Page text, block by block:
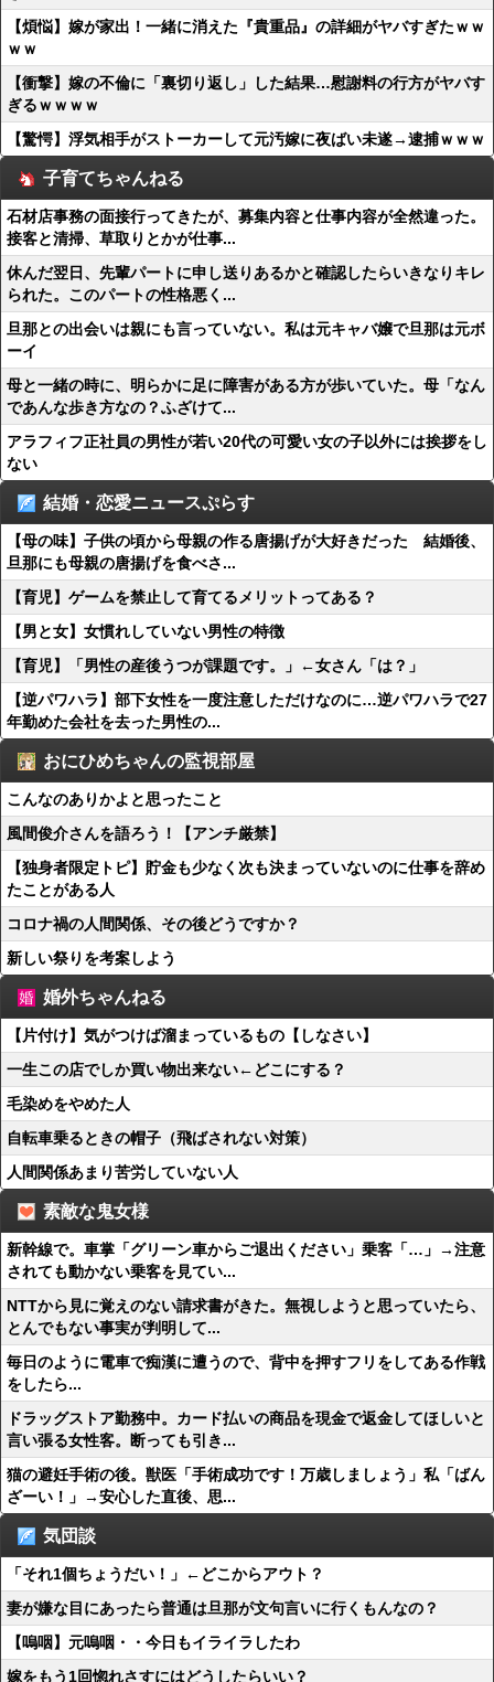
【煩悩】嫁が家出！一緒に消えた『貴重品』の詳細がヤバすぎたｗｗ
ｗｗ
【衝撃】嫁の不倫に「裏切り返し」した結果…慰謝料の行方がヤバす
ぎるｗｗｗｗ
【驚愕】浮気相手がストーカーして元汚嫁に夜ばい未遂→逮捕ｗｗｗ
子育てちゃんねる
石材店事務の面接行ってきたが、募集内容と仕事内容が全然違った。
接客と清掃、草取りとかが仕事...
休んだ翌日、先輩パートに申し送りあるかと確認したらいきなりキレ
られた。このパートの性格悪く...
旦那との出会いは親にも言っていない。私は元キャバ嬢で旦那は元ボ
ーイ
母と一緒の時に、明らかに足に障害がある方が歩いていた。母「なん
であんな歩き方なの？ふざけて...
アラフィフ正社員の男性が若い20代の可愛い女の子以外には挨拶をし
ない
結婚・恋愛ニュースぷらす
【母の味】子供の頃から母親の作る唐揚げが大好きだった 結婚後、
旦那にも母親の唐揚げを食べさ...
【育児】ゲームを禁止して育てるメリットってある？
【男と女】女慣れしていない男性の特徴
【育児】「男性の産後うつが課題です。」←女さん「は？」
【逆パワハラ】部下女性を一度注意しただけなのに…逆パワハラで27
年勤めた会社を去った男性の...
おにひめちゃんの監視部屋
こんなのありかよと思ったこと
風間俊介さんを語ろう！【アンチ厳禁】
【独身者限定トピ】貯金も少なく次も決まっていないのに仕事を辞め
たことがある人
コロナ禍の人間関係、その後どうですか？
新しい祭りを考案しよう
婚外ちゃんねる
【片付け】気がつけば溜まっているもの【しなさい】
一生この店でしか買い物出来ない←どこにする？
毛染めをやめた人
自転車乗るときの帽子（飛ばされない対策）
人間関係あまり苦労していない人
素敵な鬼女様
新幹線で。車掌「グリーン車からご退出ください」乗客「…」→注意
されても動かない乗客を見てい...
NTTから見に覚えのない請求書がきた。無視しようと思っていたら、
とんでもない事実が判明して...
毎日のように電車で痴漢に遭うので、背中を押すフリをしてある作戦
をしたら...
ドラッグストア勤務中。カード払いの商品を現金で返金してほしいと
言い張る女性客。断っても引き...
猫の避妊手術の後。獣医「手術成功です！万歳しましょう」私「ばん
ざーい！」→安心した直後、思...
気団談
「それ1個ちょうだい！」←どこからアウト？
妻が嫌な目にあったら普通は旦那が文句言いに行くもんなの？
【嗚咽】元嗚咽・・今日もイライラしたわ
嫁をもう1回惚れさすにはどうしたらいい？